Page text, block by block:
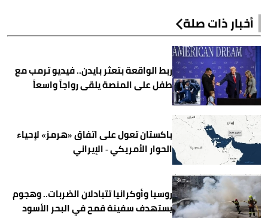
أخبار ذات صلة
ربط الواقعة بتعثر بايدن.. فيديو ترمب مع
طفل على المنصة يلقى رواجاً واسعاً
باكستان تعول على اتفاق «هرمز» لإحياء
الحوار الأمريكي - الإيراني
روسيا وأوكرانيا تتبادلان الضربات.. وهجوم
يستهدف سفينة قمح في البحر الأسود